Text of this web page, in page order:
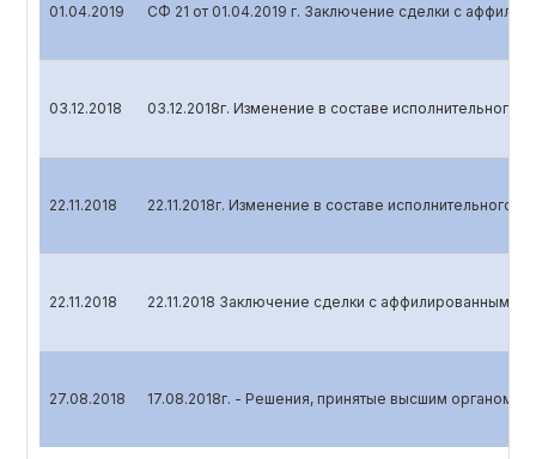
01.04.2019 СФ 21 от 01.04.2019 г. Заключение сделки с
03.12.2018 03.12.2018г. Изменение в составе исполнительного
22.11.2018 22.11.2018г. Изменение в составе исполнительного
22.11.2018 22.11.2018 Заключение сделки с аффилированным
27.08.2018 17.08.2018г. - Решения, принятые высшим органом